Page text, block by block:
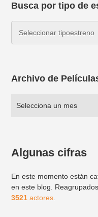
Busca por tipo de
Archivo de
Algunas cifras
En este momento están
en este blog.
3521 actores.